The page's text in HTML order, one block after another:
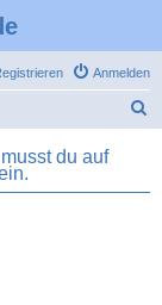
Anmelden
h
du auf